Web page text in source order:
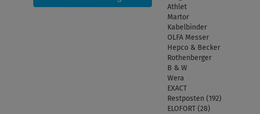
Athlet
Martor
Kabelbinder
OLFA Messer
Hepco & Becker
Rothenberger
B & W
Wera
EXACT
Restposten (192)
ELOFORT (28)